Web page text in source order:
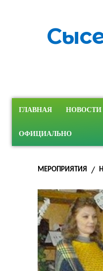
ГЛАВНАЯ НОВОСТИ
ОФИЦИАЛЬНО
МЕРОПРИЯТИЯ